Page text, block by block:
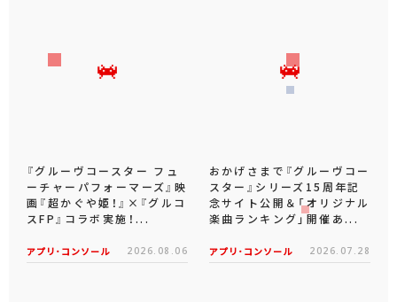
『グルーヴコースター フュ
ーチャーパフォーマーズ』映
画『超かぐや姫！』×『グルコ
スFP』コラボ実施！...
アプリ･コンソール 2026.08.06
おかげさまで『グルーヴコー
スター』シリーズ15周年記
念サイト公開＆「オリジナル
楽曲ランキング」開催あ...
アプリ･コンソール 2026.07.28